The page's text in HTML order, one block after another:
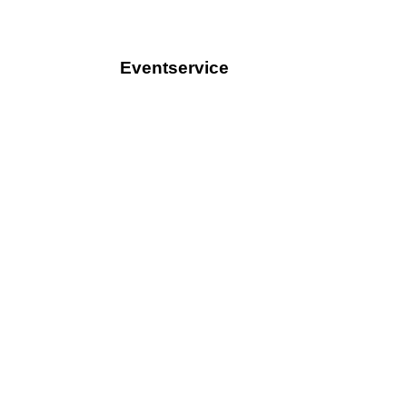
Eventservice